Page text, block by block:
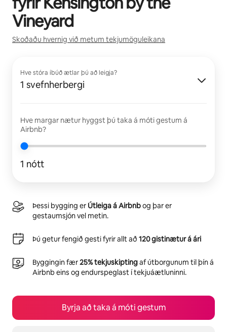
Vineyard
Skoðaðu hvernig við metum tekjumöguleikana
Hve stóra íbúð ætlar þú að leigja?
1 svefnherbergi
Hve margar nætur hyggst þú taka á móti gestum á
Airbnb?
1 nótt
Þessi bygging er Útleiga á Airbnbog þar er
gestaumsjón vel metin.
Þú getur fengið gesti fyrir allt að 120 gistinætur á ári
Byggingin fær25% tekjuskiptingaf útborgunum til þín á
Airbnb eins og endurspeglast í tekjuáætluninni.
Byrja að taka á móti gestum